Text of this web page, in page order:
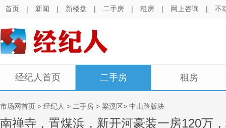
首页 | 新闻 | 新楼盘 | 二手房 | 租房 | 网上咨询 | 不
经纪人首页 二手房 租房
市场网首页 > 经纪人 > 二手房 > 梁溪区> 中山路版块
南禅寺，置煤浜，新开河豪装一房120万